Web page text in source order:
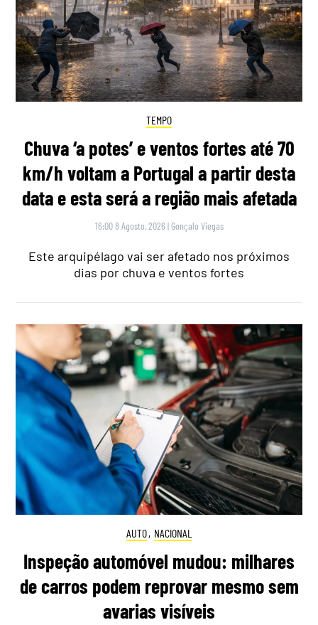
TEMPO
Chuva ‘a potes’ e ventos fortes até 70
km/h voltam a Portugal a partir desta
data e esta será a região mais afetada
16:00 8 Agosto, 2026 | Gonçalo Viegas
Este arquipélago vai ser afetado nos próximos
dias por chuva e ventos fortes
AUTO, NACIONAL
Inspeção automóvel mudou: milhares
de carros podem reprovar mesmo sem
avarias visíveis